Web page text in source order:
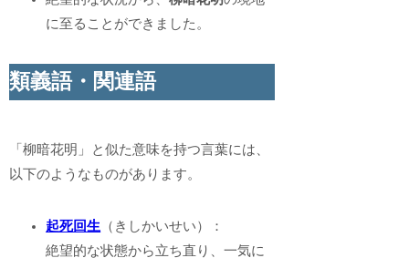
に至ることができました。
類義語・関連語
「柳暗花明」と似た意味を持つ言葉には、
以下のようなものがあります。
起死回生 （きしかいせい）：
絶望的な状態から立ち直り、一気に